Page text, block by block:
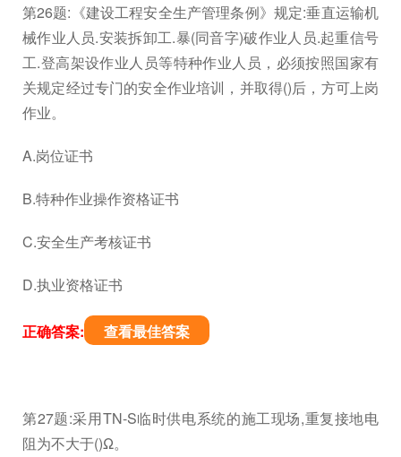
第26题:《建设工程安全生产管理条例》规定:垂直运输机
械作业人员.安装拆卸工.暴(同音字)破作业人员.起重信号
工.登高架设作业人员等特种作业人员，必须按照国家有
关规定经过专门的安全作业培训，并取得()后，方可上岗
作业。
A.岗位证书
B.特种作业操作资格证书
C.安全生产考核证书
D.执业资格证书
正确答案: 查看最佳答案
第27题:采用TN-S临时供电系统的施工现场,重复接地电
阻为不大于()Ω。